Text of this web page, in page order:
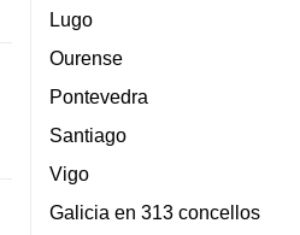
Lugo
Ourense
Pontevedra
Santiago
Vigo
Galicia en 313 concellos